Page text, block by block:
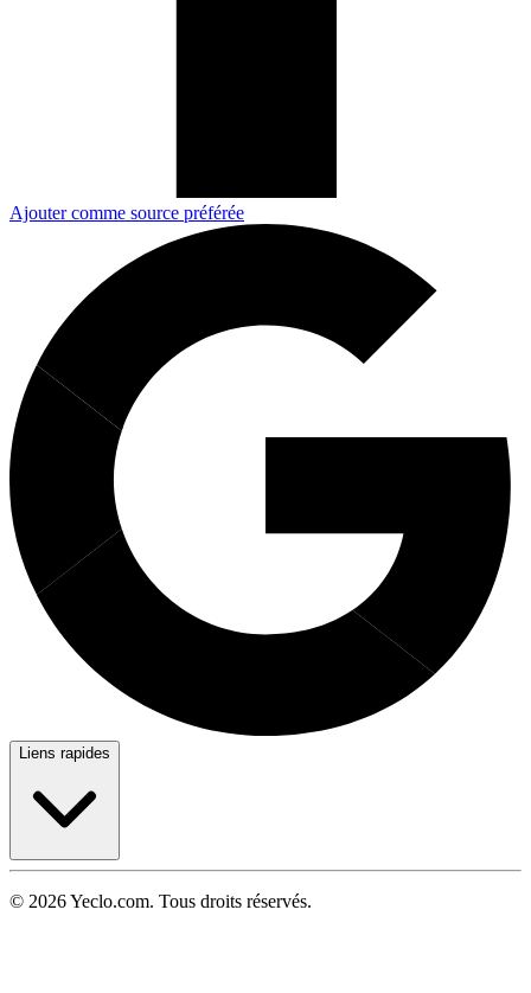
Ajouter comme source préférée
Liens rapides
© 2026 Yeclo.com. Tous droits réservés.